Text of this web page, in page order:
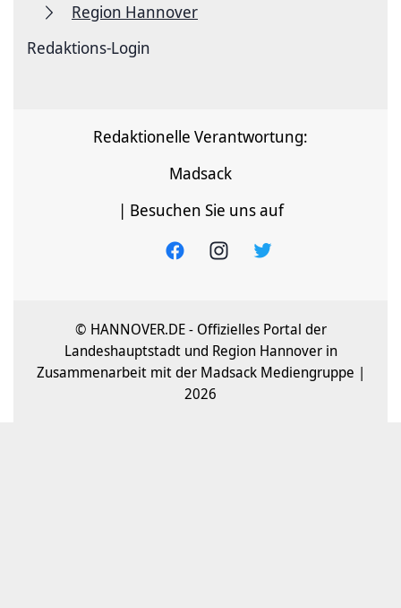
Region Hannover
Redaktions-Login
Redaktionelle Verantwortung:
Madsack
| Besuchen Sie uns auf
© HANNOVER.DE - Offizielles Portal der
Landeshauptstadt und Region Hannover in
Zusammenarbeit mit der Madsack Mediengruppe |
2026